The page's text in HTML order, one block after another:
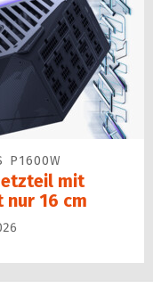
P1600W
mit
16 cm